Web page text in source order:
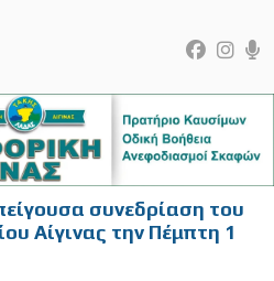
συνεδρίαση του
Αίγινας την Πέμπτη 1